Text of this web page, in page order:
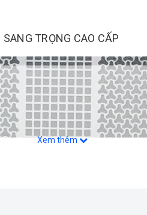
SANG TRỌNG CAO CẤP
Xem thêm